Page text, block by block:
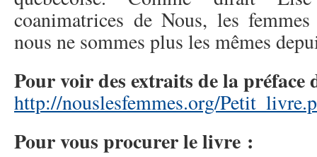
coanimatrices de Nous, les
nous ne sommes plus les mêmes
Pour voir des extraits de la
http://nouslesfemmes.org/
Pour vous procurer le livre :